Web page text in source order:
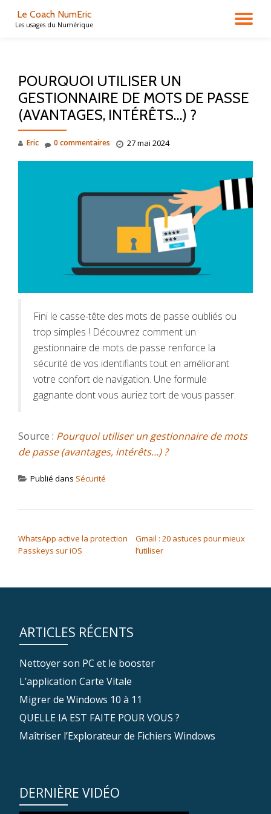
Le Coach NumEric
Les usages du Numérique
POURQUOI UTILISER UN
GESTIONNAIRE DE MOTS DE PASSE
(AVANTAGES, INTÉRÊTS…) ?
Eric 27 mai 2024
0 commentaires
Fini le casse-tête des mots de passe oubliés ou
trop simples ! Découvrez comment un
gestionnaire de mots de passe renforce la
sécurité de vos identifiants tout en améliorant
votre confort de navigation. Une formule
gagnante dont vous auriez tort de vous passer.
Source : Pourquoi utiliser un gestionnaire de mots
de passe (avantages, intérêts…) ?
Publié dans Sécurité
WhatsApp active la protection
Passkeys sur iOS
Gmail : 20 astuces pour mieux
l’utiliser
ARTICLES RÉCENTS
Nettoyer son PC et le booster
L’application Carte Vitale
Migrer de Windows 10 à 11
QUELLE IA EST FAITE POUR VOUS ?
Maîtriser l’Explorateur de Fichiers Windows
DERNIÈRE VIDÉO